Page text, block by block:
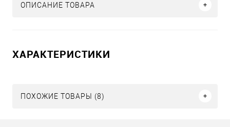
ОПИСАНИЕ ТОВАРА
ХАРАКТЕРИСТИКИ
ПОХОЖИЕ ТОВАРЫ (8)